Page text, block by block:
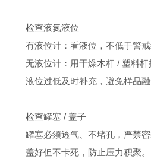
检查液氮液位
有液位计：看液位，不低于警戒
无液位计：用干燥木杆 / 塑料杆
液位过低及时补充，避免样品融
检查罐塞 / 盖子
罐塞必须透气、不堵孔，严禁密
盖好但不卡死，防止压力积聚。